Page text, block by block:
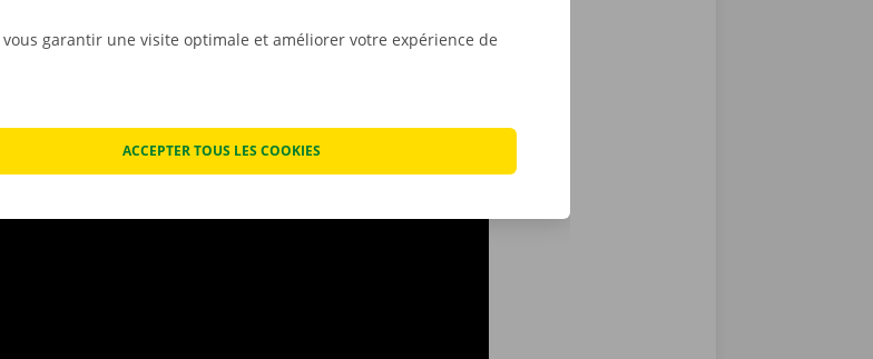
garantir une visite optimale et améliorer votre expérience de
ACCEPTER TOUS LES COOKIES